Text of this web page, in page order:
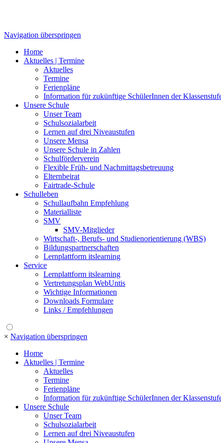
Navigation überspringen
Home
Aktuelles | Termine
Aktuelles
Termine
Ferienpläne
Information für zukünftige SchülerInnen der
Unsere Schule
Unser Team
Schulsozialarbeit
Lernen auf drei Niveaustufen
Unsere Mensa
Unsere Schule in Zahlen
Schulförderverein
Flexible Früh- und Nachmittagsbetreuung
Elternbeirat
Fairtrade-Schule
Schulleben
Schullaufbahn Empfehlung
Materialliste
SMV
SMV-Mitglieder
Wirtschaft-, Berufs- und Studienorientierung (WBS)
Bildungspartnerschaften
Lernplattform itslearning
Service
Lernplattform itslearning
Vertretungsplan WebUntis
Wichtige Informationen
Downloads Formulare
Links / Empfehlungen
× Navigation überspringen
Home
Aktuelles | Termine
Aktuelles
Termine
Ferienpläne
Information für zukünftige SchülerInnen der
Unsere Schule
Unser Team
Schulsozialarbeit
Lernen auf drei Niveaustufen